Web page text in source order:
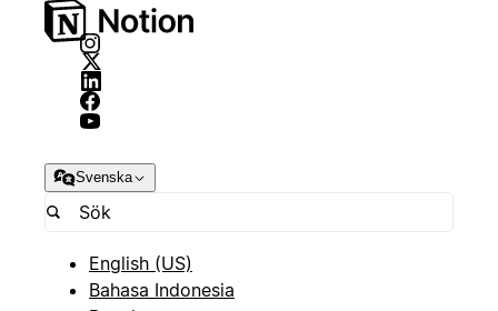
Svenska
English (US)
Bahasa Indonesia